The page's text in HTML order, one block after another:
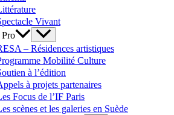
Vivant
Pro
– Résidences artistiques
Mobilité Culture
à l’édition
à projets partenaires
Focus de l’IF Paris
scènes et les galeries en Suède